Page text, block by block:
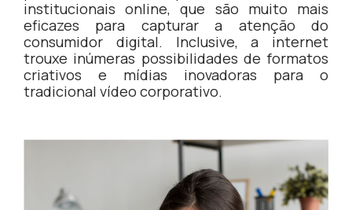
institucionais online, que são muito mais
eficazes para capturar a atenção do
consumidor digital. Inclusive, a internet
trouxe inúmeras possibilidades de formatos
criativos e mídias inovadoras para o
tradicional vídeo corporativo.